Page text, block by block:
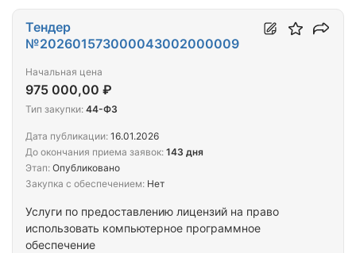
Услуги по предоставлению лицензий на право
использовать компьютерное программное
обеспечение
Тендер
№202601573000043002000009
Начальная цена
975 000,00 ₽
Тип закупки: 44-ФЗ
Дата публикации: 16.01.2026
До окончания приема заявок: 143 дня
Этап: Опубликовано
Закупка с обеспечением: Нет